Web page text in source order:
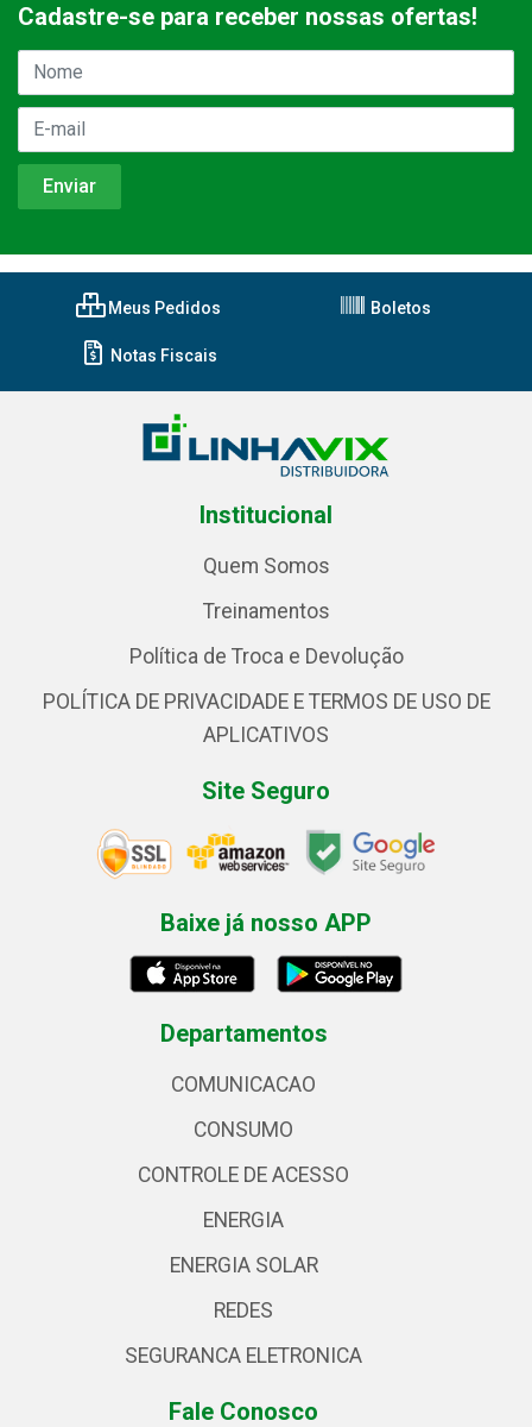
Cadastre-se para receber nossas ofertas!
Meus Pedidos Boletos
Notas Fiscais
Institucional
Quem Somos
Treinamentos
Política de Troca e Devolução
POLÍTICA DE PRIVACIDADE E TERMOS DE USO DE
APLICATIVOS
Site Seguro
Baixe já nosso APP
Departamentos
COMUNICACAO
CONSUMO
CONTROLE DE ACESSO
ENERGIA
ENERGIA SOLAR
REDES
SEGURANCA ELETRONICA
Fale Conosco